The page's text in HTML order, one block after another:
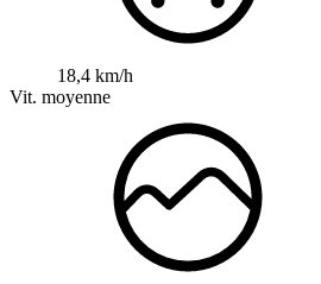
18,4 km/h
Vit. moyenne